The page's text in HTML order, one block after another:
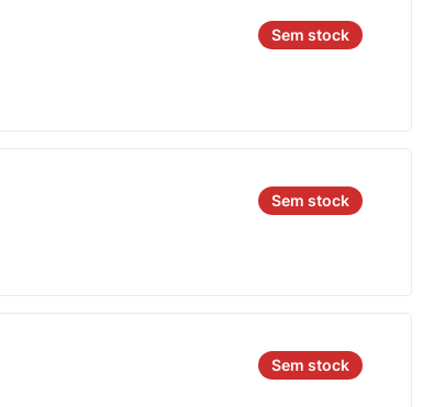
Sem stock
Sem stock
Sem stock